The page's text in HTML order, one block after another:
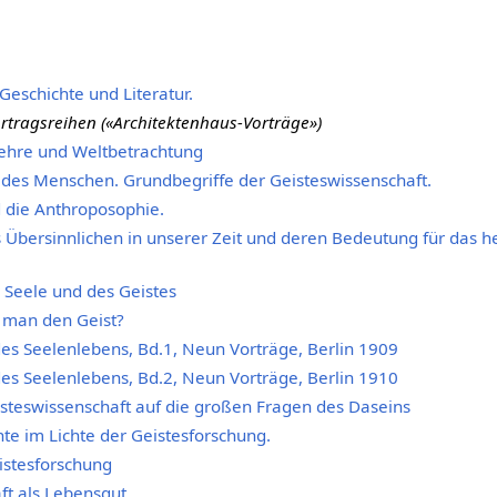
und Literatur.
(«Architektenhaus-Vorträge»)
und Weltbetrachtung
Menschen. Grundbegriffe der Geisteswissenschaft.
Anthroposophie.
Übersinnlichen in unserer Zeit und deren Bedeutung für das
und des Geistes
den Geist?
Seelenlebens, Bd.1, Neun Vorträge, Berlin 1909
Seelenlebens, Bd.2, Neun Vorträge, Berlin 1910
auf die großen Fragen des Daseins
im Lichte der Geistesforschung.